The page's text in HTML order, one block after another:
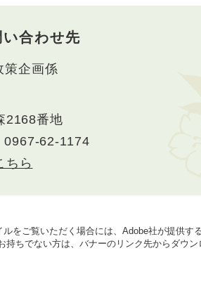
合わせ先
策企画係
2168番地
0967-62-1174
ちら
ルをご覧いただく場合には、Adobe社が提供す
持ちでない方は、バナーのリンク先からダウン